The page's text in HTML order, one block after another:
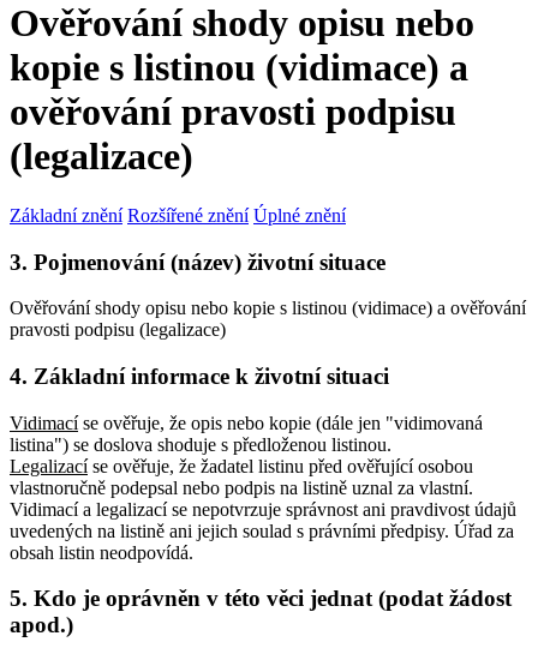
Ověřování shody opisu nebo
kopie s listinou (vidimace) a
ověřování pravosti podpisu
(legalizace)
Základní znění Rozšířené znění Úplné znění
3. Pojmenování (název) životní situace
Ověřování shody opisu nebo kopie s listinou (vidimace) a ověřování
pravosti podpisu (legalizace)
4. Základní informace k životní situaci
Vidimacíse ověřuje, že opis nebo kopie (dále jen "vidimovaná
listina") se doslova shoduje s předloženou listinou.
Legalizacíse ověřuje, že žadatel listinu před ověřující osobou
vlastnoručně podepsal nebo podpis na listině uznal za vlastní.
Vidimací a legalizací se nepotvrzuje správnost ani pravdivost údajů
uvedených na listině ani jejich soulad s právními předpisy. Úřad za
obsah listin neodpovídá.
5. Kdo je oprávněn v této věci jednat (podat žádost
apod.)